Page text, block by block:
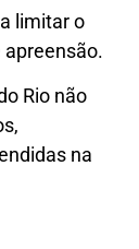
limitar o
apreensão.
Rio não
na